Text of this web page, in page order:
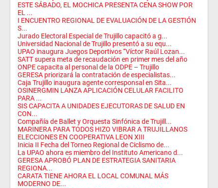
ESTE SÁBADO, EL MOCHICA PRESENTA CENA SHOW POR
EL ...
I ENCUENTRO REGIONAL DE EVALUACIÓN DE LA GESTIÓN
S...
Jurado Electoral Especial de Trujillo capacitó a g...
Universidad Nacional de Trujillo presentó a su equ...
UPAO inaugura Juegos Deportivos “Víctor Raúl Lozan...
SATT supera meta de recaudación en primer mes del año
ONPE capacita al personal de la ODPE – Trujillo
GERESA priorizará la contratación de especialistas...
Caja Trujillo inaugura agente corresponsal en Sita...
OSINERGMIN LANZA APLICACIÓN CELULAR FACILITO
PARA ...
SIS CAPACITA A UNIDADES EJECUTORAS DE SALUD EN
CON...
Compañía de Ballet y Orquesta Sinfónica de Trujill...
MARINERA PARA TODOS HIZO VIBRAR A TRUJILLANOS
ELECCIONES EN COOPERATIVA LEON XIII
Inicia II Fecha del Torneo Regional de Ciclismo de...
La UPAO ahora es miembro del Instituto Americano d...
GERESA APROBÓ PLAN DE ESTRATEGIA SANITARIA
REGIONA...
CARATA TIENE AHORA EL LOCAL COMUNAL MÁS
MODERNO DE...